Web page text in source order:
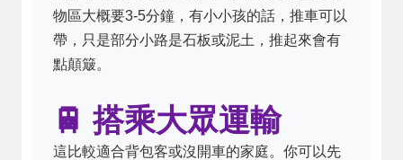
物區大概要3-5分鐘，有小小孩的話，推車可以
帶，只是部分小路是石板或泥土，推起來會有
點顛簸。
🚆 搭乘大眾運輸
這比較適合背包客或沒開車的家庭。你可以先